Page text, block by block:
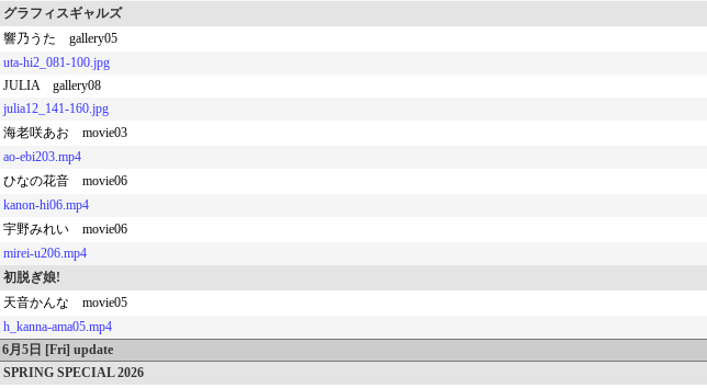
グラフィスギャルズ
響乃うた gallery05
uta-hi2_081-100.jpg
JULIA gallery08
julia12_141-160.jpg
海老咲あお movie03
ao-ebi203.mp4
ひなの花音 movie06
kanon-hi06.mp4
宇野みれい movie06
mirei-u206.mp4
初脱ぎ娘!
天音かんな movie05
h_kanna-ama05.mp4
6月5日 [Fri] update
SPRING SPECIAL 2026